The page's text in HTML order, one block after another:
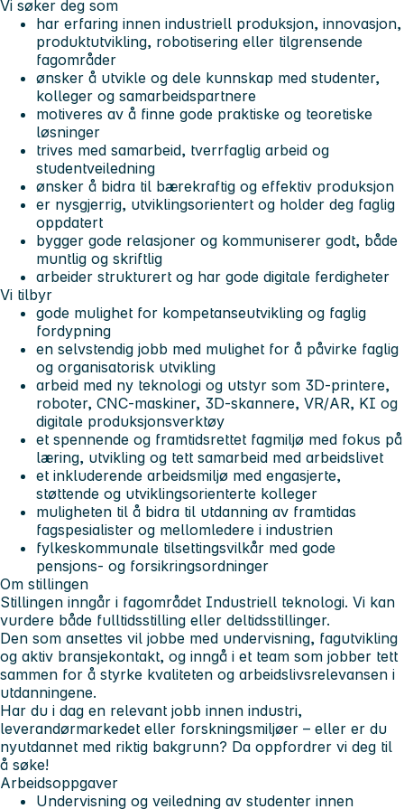
Vi søker deg som
har erfaring innen industriell produksjon, innovasjon,
produktutvikling, robotisering eller tilgrensende
fagområder
ønsker å utvikle og dele kunnskap med studenter,
kolleger og samarbeidspartnere
motiveres av å finne gode praktiske og teoretiske
løsninger
trives med samarbeid, tverrfaglig arbeid og
studentveiledning
ønsker å bidra til bærekraftig og effektiv produksjon
er nysgjerrig, utviklingsorientert og holder deg faglig
oppdatert
bygger gode relasjoner og kommuniserer godt, både
muntlig og skriftlig
arbeider strukturert og har gode digitale ferdigheter
Vi tilbyr
gode mulighet for kompetanseutvikling og faglig
fordypning
en selvstendig jobb med mulighet for å påvirke faglig
og organisatorisk utvikling
arbeid med ny teknologi og utstyr som 3D-printere,
roboter, CNC-maskiner, 3D-skannere, VR/AR, KI og
digitale produksjonsverktøy
et spennende og framtidsrettet fagmiljø med fokus på
læring, utvikling og tett samarbeid med arbeidslivet
et inkluderende arbeidsmiljø med engasjerte,
støttende og utviklingsorienterte kolleger
muligheten til å bidra til utdanning av framtidas
fagspesialister og mellomledere i industrien
fylkeskommunale tilsettingsvilkår med gode
pensjons- og forsikringsordninger
Om stillingen
Stillingen inngår i fagområdet Industriell teknologi. Vi kan
vurdere både fulltidsstilling eller deltidsstillinger.
Den som ansettes vil jobbe med undervisning, fagutvikling
og aktiv bransjekontakt, og inngå i et team som jobber tett
sammen for å styrke kvaliteten og arbeidslivsrelevansen i
utdanningene.
Har du i dag en relevant jobb innen industri,
leverandørmarkedet eller forskningsmiljøer – eller er du
nyutdannet med riktig bakgrunn? Da oppfordrer vi deg til
å søke!
Arbeidsoppgaver
Undervisning og veiledning av studenter innen